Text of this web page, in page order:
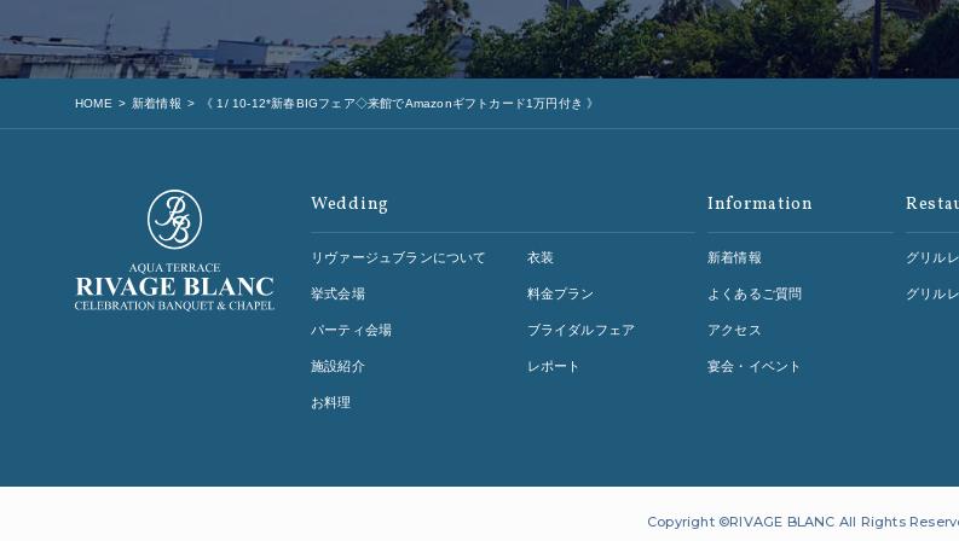
HOME 新着情報 《 1/ 10-12*新春BIGフェア◇来館でAmazonギフトカード1万円付き 》
Wedding
リヴァージュブランについて 衣装
挙式会場 料金プラン
パーティ会場 ブライダルフェア
施設紹介 レポート
お料理
Information
新着情報
よくあるご質問
アクセス
宴会・イベント
グリル
グリル
Copyright ©RIVAGE BLANC All Rights